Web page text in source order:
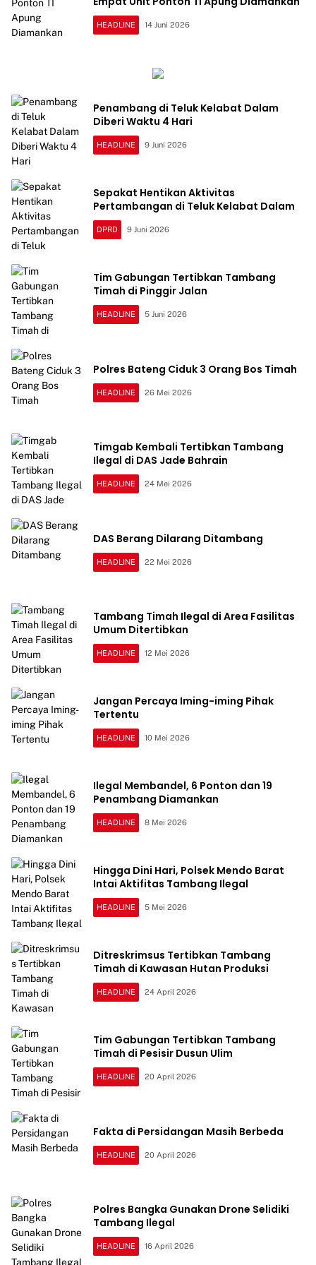
HEADLINE 14 Juni 2026
Penambang di Teluk Kelabat Dalam
Diberi Waktu 4 Hari
HEADLINE 9 Juni 2026
Sepakat Hentikan Aktivitas
Pertambangan di Teluk Kelabat Dalam
DPRD 9 Juni 2026
Tim Gabungan Tertibkan Tambang
Timah di Pinggir Jalan
HEADLINE 5 Juni 2026
Polres Bateng Ciduk 3 Orang Bos Timah
HEADLINE 26 Mei 2026
Timgab Kembali Tertibkan Tambang
Ilegal di DAS Jade Bahrain
HEADLINE 24 Mei 2026
DAS Berang Dilarang Ditambang
HEADLINE 22 Mei 2026
Tambang Timah Ilegal di Area Fasilitas
Umum Ditertibkan
HEADLINE 12 Mei 2026
Jangan Percaya Iming-iming Pihak
Tertentu
HEADLINE 10 Mei 2026
Ilegal Membandel, 6 Ponton dan 19
Penambang Diamankan
HEADLINE 8 Mei 2026
Hingga Dini Hari, Polsek Mendo Barat
Intai Aktifitas Tambang Ilegal
HEADLINE 5 Mei 2026
Ditreskrimsus Tertibkan Tambang
Timah di Kawasan Hutan Produksi
HEADLINE 24 April 2026
Tim Gabungan Tertibkan Tambang
Timah di Pesisir Dusun Ulim
HEADLINE 20 April 2026
Fakta di Persidangan Masih Berbeda
HEADLINE 20 April 2026
Polres Bangka Gunakan Drone Selidiki
Tambang Ilegal
HEADLINE 16 April 2026